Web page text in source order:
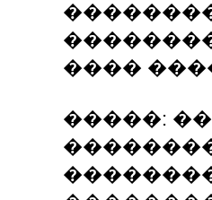
����
�����: